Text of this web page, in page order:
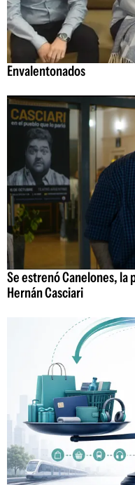
Envalentonados
Se estrenó Canelones, la
Hernán Casciari